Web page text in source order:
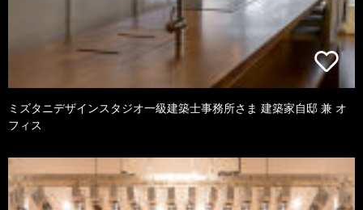
ミズタニデザインスタジオ一級建築士事務所さま 建築家自邸 兼 オ
フィス